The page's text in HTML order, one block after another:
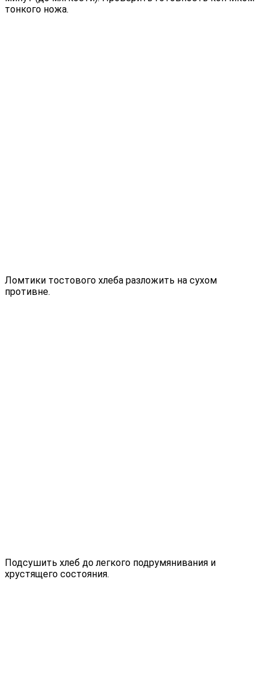
тонкого ножа.
Ломтики тостового хлеба разложить на сухом
противне.
Подсушить хлеб до легкого подрумянивания и
хрустящего состояния.